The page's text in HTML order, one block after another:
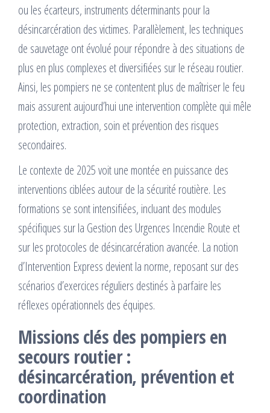
ou les écarteurs, instruments déterminants pour la
désincarcération des victimes. Parallèlement, les techniques
de sauvetage ont évolué pour répondre à des situations de
plus en plus complexes et diversifiées sur le réseau routier.
Ainsi, les pompiers ne se contentent plus de maîtriser le feu
mais assurent aujourd’hui une intervention complète qui mêle
protection, extraction, soin et prévention des risques
secondaires.
Le contexte de 2025 voit une montée en puissance des
interventions ciblées autour de la sécurité routière. Les
formations se sont intensifiées, incluant des modules
spécifiques sur la Gestion des Urgences Incendie Route et
sur les protocoles de désincarcération avancée. La notion
d’Intervention Express devient la norme, reposant sur des
scénarios d’exercices réguliers destinés à parfaire les
réflexes opérationnels des équipes.
Missions clés des pompiers en
secours routier :
désincarcération, prévention et
coordination